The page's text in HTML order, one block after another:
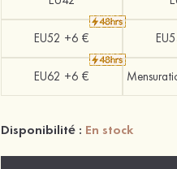
EU52 +6 €
EU62 +6 €
Disponibilité : En stock